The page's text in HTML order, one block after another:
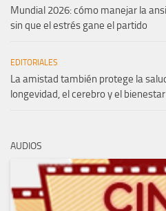
Mundial 2026: cómo manejar la
sin que el estrés gane el partido
EDITORIALES
La amistad también protege la
longevidad, el cerebro y el
AUDIOS